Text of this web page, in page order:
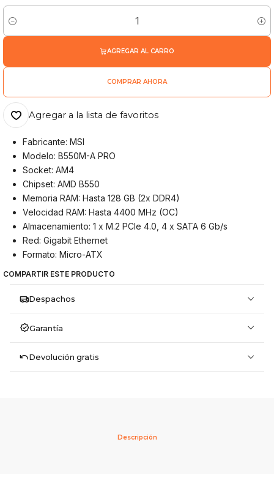
Cantidad
AGREGAR AL CARRO
COMPRAR AHORA
Agregar a la lista de favoritos
Fabricante: MSI
Modelo: B550M-A PRO
Socket: AM4
Chipset: AMD B550
Memoria RAM: Hasta 128 GB (2x DDR4)
Velocidad RAM: Hasta 4400 MHz (OC)
Almacenamiento: 1 x M.2 PCIe 4.0, 4 x SATA 6 Gb/s
Red: Gigabit Ethernet
Formato: Micro-ATX
COMPARTIR ESTE PRODUCTO
Despachos
Garantía
Devolución gratis
Descripción